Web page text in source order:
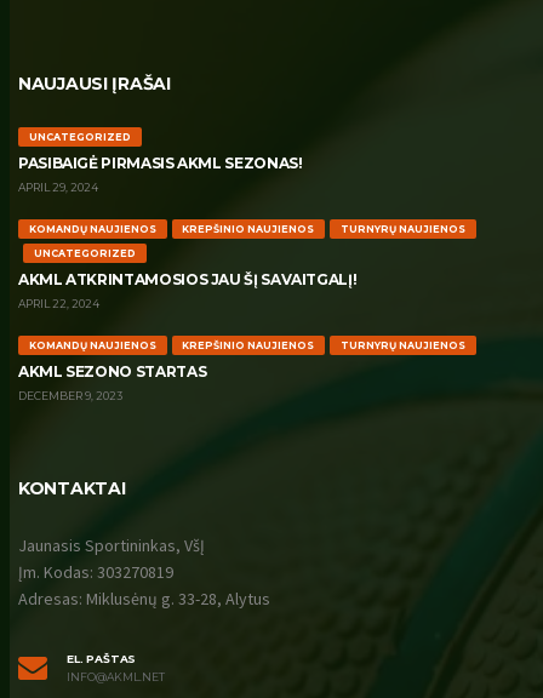
NAUJAUSI ĮRAŠAI
UNCATEGORIZED
PASIBAIGĖ PIRMASIS AKML SEZONAS!
APRIL 29, 2024
KOMANDŲ NAUJIENOS KREPŠINIO NAUJIENOS
TURNYRŲ NAUJIENOS
UNCATEGORIZED
AKML ATKRINTAMOSIOS JAU ŠĮ SAVAITGALĮ!
APRIL 22, 2024
KOMANDŲ NAUJIENOS KREPŠINIO NAUJIENOS TURNYRŲ NAUJIENOS
AKML SEZONO STARTAS
DECEMBER 9, 2023
KONTAKTAI
Jaunasis Sportininkas, VšĮ
Įm. Kodas: 303270819
Adresas: Miklusėnų g. 33-28, Alytus
EL. PAŠTAS
INFO@AKML.NET